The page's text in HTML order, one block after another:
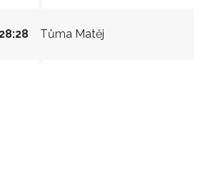
Tůma Matěj
28:28